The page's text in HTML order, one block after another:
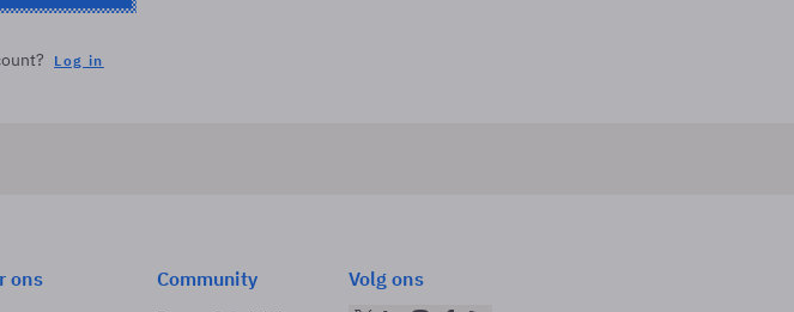
Log in
ons Community Volg ons